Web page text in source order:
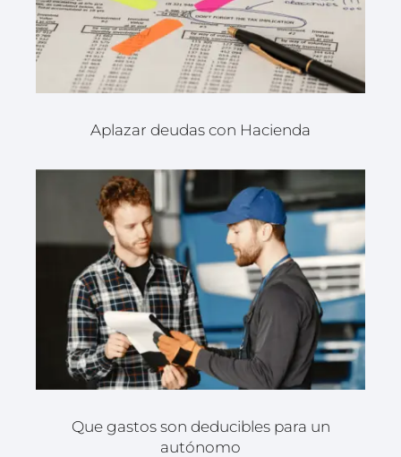
Aplazar deudas con Hacienda
Que gastos son deducibles para un
autónomo